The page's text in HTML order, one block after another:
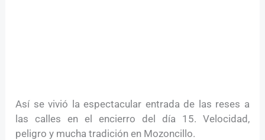
Así se vivió la espectacular entrada de las reses a
las calles en el encierro del día 15. Velocidad,
peligro y mucha tradición en Mozoncillo.